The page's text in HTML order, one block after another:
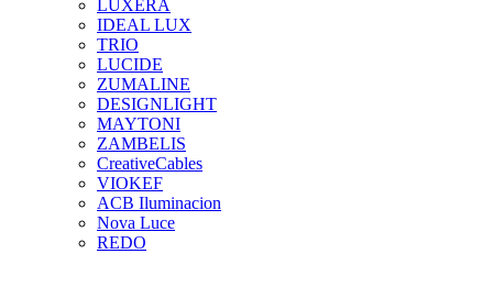
LUXERA
IDEAL LUX
TRIO
LUCIDE
ZUMALINE
DESIGNLIGHT
MAYTONI
ZAMBELIS
CreativeCables
VIOKEF
ACB Iluminacion
Nova Luce
REDO